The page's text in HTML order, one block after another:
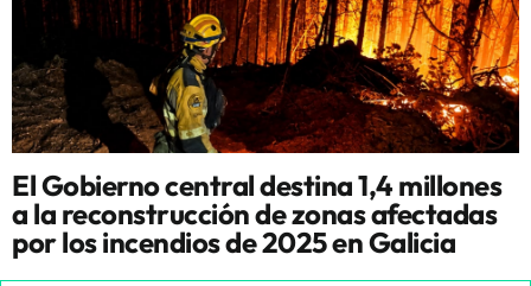
El Gobierno central destina 1,4 millones
a la reconstrucción de zonas afectadas
por los incendios de 2025 en Galicia